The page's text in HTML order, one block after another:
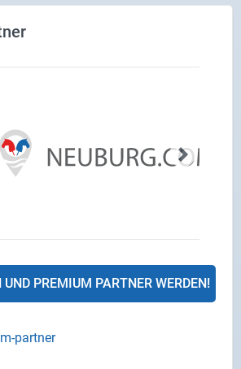
UND PREMIUM PARTNER WERDEN!